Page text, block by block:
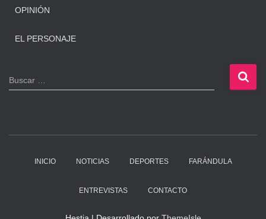
OPINIÓN
EL PERSONAJE
B
u
Buscar …
INICIO NOTICIAS DEPORTES FARÁNDULA
ENTREVISTAS CONTACTO